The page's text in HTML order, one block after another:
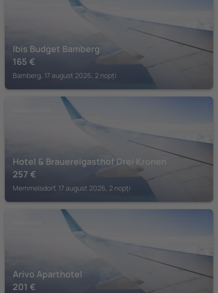
Ibis Budget Bamberg
165 €
Bamberg, 17 august 2026, 2 nopți
Hotel & Brauereigasthof Drei Kronen
257 €
Memmelsdorf, 17 august 2026, 2 nopți
Arivo Aparthotel
201 €